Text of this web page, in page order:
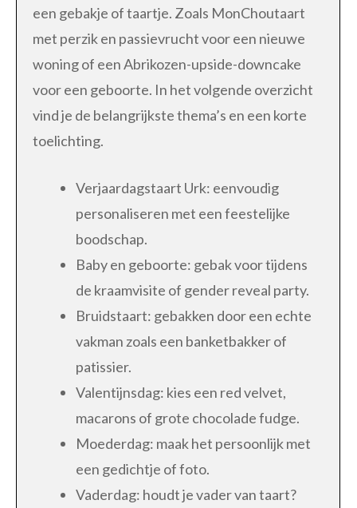
een gebakje of taartje. Zoals MonChoutaart
met perzik en passievrucht voor een nieuwe
woning of een Abrikozen-upside-downcake
voor een geboorte. In het volgende overzicht
vind je de belangrijkste thema’s en een korte
toelichting.
Verjaardagstaart Urk: eenvoudig
personaliseren met een feestelijke
boodschap.
Baby en geboorte: gebak voor tijdens
de kraamvisite of gender reveal party.
Bruidstaart: gebakken door een echte
vakman zoals een banketbakker of
patissier.
Valentijnsdag: kies een red velvet,
macarons of grote chocolade fudge.
Moederdag: maak het persoonlijk met
een gedichtje of foto.
Vaderdag: houdt je vader van taart?